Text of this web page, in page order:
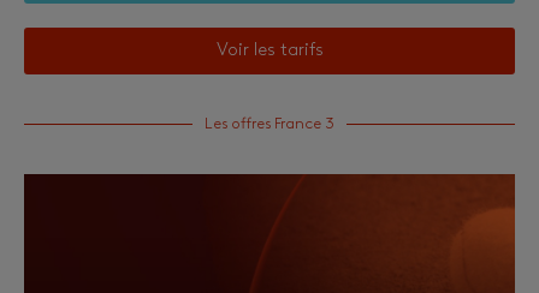
Voir les tarifs
Les offres France 3